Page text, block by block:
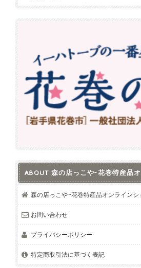
ABOUT 森の店っこや~花巻特産品
森の店っこや~花巻特産品オンラインシ
お問い合わせ
プライバシーポリシー
特定商取引法に基づく表記